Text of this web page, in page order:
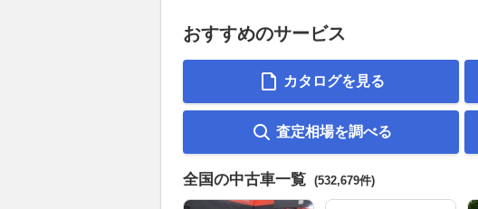
おすすめのサービス
カタログを見る
査定相場を調べる
全国の中古車一覧 (532,679件)